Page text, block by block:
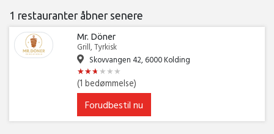
1 restauranter åbner senere
Mr. Döner
Grill, Tyrkisk
Skovvangen 42, 6000 Kolding
★★★★★★
★★★★★★
(1 bedømmelse)
Forudbestil nu